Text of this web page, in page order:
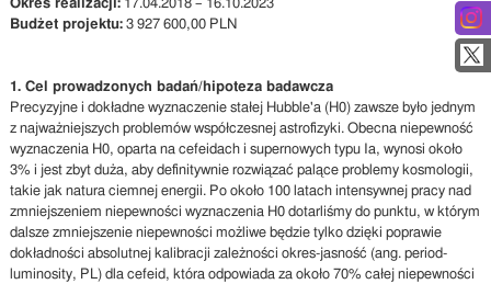
Okres realizacji:17.04.2018 – 16.10.2023
Budżet projektu:3 927 600,00 PLN
1. Cel prowadzonych badań/hipoteza badawcza
Precyzyjne i dokładne wyznaczenie stałej Hubble'a (H0) zawsze było jednym
z najważniejszych problemów współczesnej astrofizyki. Obecna niepewność
wyznaczenia H0, oparta na cefeidach i supernowych typu Ia, wynosi około
3% i jest zbyt duża, aby definitywnie rozwiązać palące problemy kosmologii,
takie jak natura ciemnej energii. Po około 100 latach intensywnej pracy nad
zmniejszeniem niepewności wyznaczenia H0 dotarliśmy do punktu, w którym
dalsze zmniejszenie niepewności możliwe będzie tylko dzięki poprawie
dokładności absolutnej kalibracji zależności okres-jasność (ang. period-
luminosity, PL) dla cefeid, która odpowiada za około 70% całej niepewności